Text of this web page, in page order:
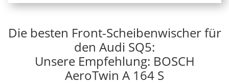
Die besten Front-Scheibenwischer für
den Audi SQ5:
Unsere Empfehlung: BOSCH
AeroTwin A 164 S